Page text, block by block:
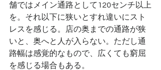
舗ではメイン通路として120センチ以上
を。それ以下に狭いとすれ違いにスト
レスを感じる。店の奥までの通路が狭
いと、奥へと人が入らない。ただし通
路幅は感覚的なもので、広くても窮屈
を感じる場合もある。